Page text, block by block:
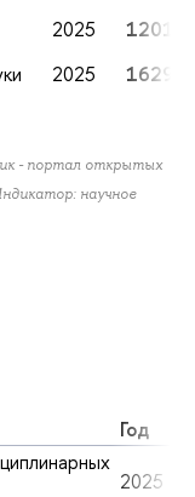
2025
1201
2025 1629
- портал открытых
научное
Год
2025